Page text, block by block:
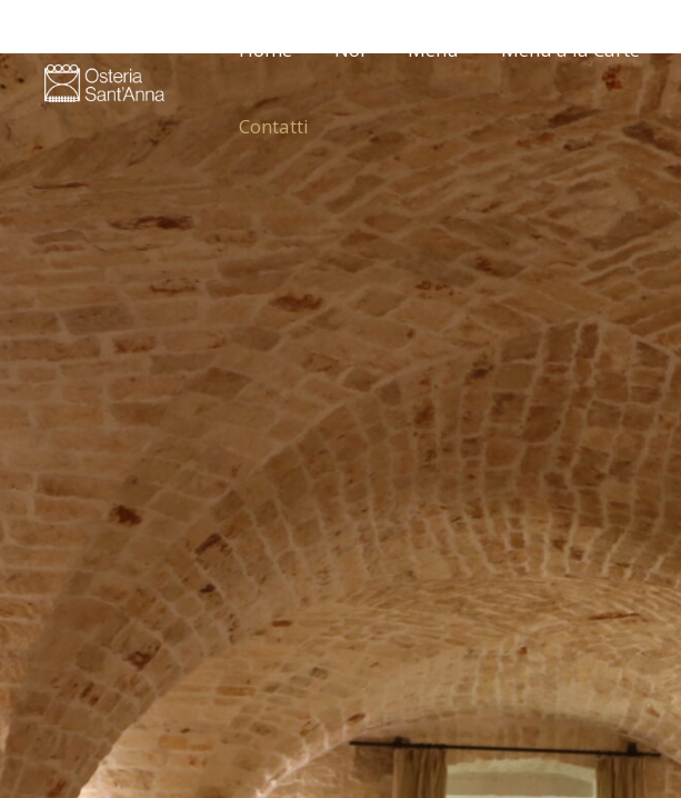
Home Noi Menu Menu à la Carte
Contatti